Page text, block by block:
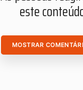
este
MOSTRAR